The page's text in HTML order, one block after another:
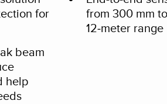
for
beam
help
from 300 mm
12-meter range